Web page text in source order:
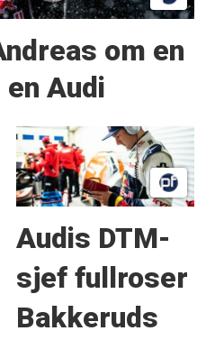
om en
Audi
Audis DTM-
sjef fullroser
Bakkeruds